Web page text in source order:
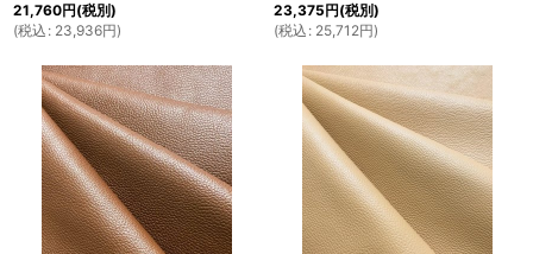
21,760円(税別)
(税込 : 23,936円)
23,375円(税別)
(税込 : 25,712円)